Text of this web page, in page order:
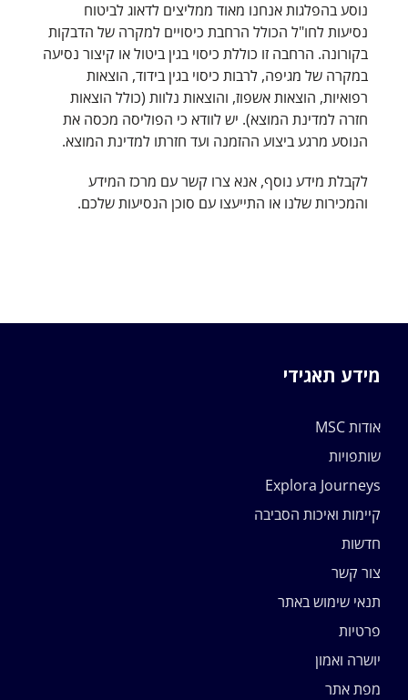
נוסע בהפלגות אנחנו מאוד ממליצים לדאוג לביטוח
נסיעות לחו"ל הכולל הרחבת כיסויים למקרה של הדבקות
בקורונה. הרחבה זו כוללת כיסוי בגין ביטול או קיצור נסיעה
במקרה של מגיפה, לרבות כיסוי בגין בידוד, הוצאות
רפואיות, הוצאות אשפוז, והוצאות נלוות (כולל הוצאות
חזרה למדינת המוצא). יש לוודא כי הפוליסה מכסה את
הנוסע מרגע ביצוע ההזמנה ועד חזרתו למדינת המוצא.
לקבלת מידע נוסף, אנא צרו קשר עם מרכז המידע
והמכירות שלנו או התייעצו עם סוכן הנסיעות שלכם.
מידע תאגידי
אודות MSC
שותפויות
Explora Journeys
קיימות ואיכות הסביבה
חדשות
צור קשר
תנאי שימוש באתר
פרטיות
יושרה ואמון
מפת אתר